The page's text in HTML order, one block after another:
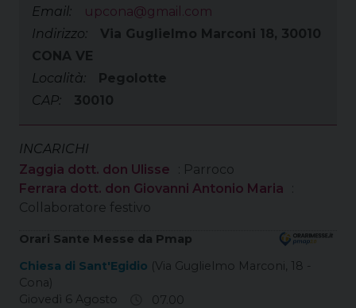
Email:
upcona@gmail.com
Indirizzo:
Via Guglielmo Marconi 18, 30010
CONA VE
Località:
Pegolotte
CAP:
30010
INCARICHI
Zaggia dott. don Ulisse
: Parroco
Ferrara dott. don Giovanni Antonio Maria
Collaboratore festivo
Orari Sante Messe da Pmap
Chiesa di Sant'Egidio (Via Guglielmo Marconi, 18 -
Cona)
Giovedì 6 Agosto
07.00